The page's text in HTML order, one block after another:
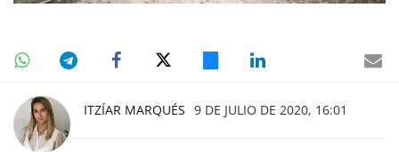
ITZÍAR MARQUÉS 9 DE JULIO DE 2020, 16:01